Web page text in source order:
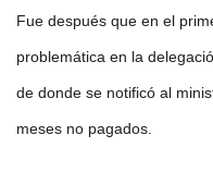
Fue después que en el
problemática en la
de donde se notificó al
meses no pagados.